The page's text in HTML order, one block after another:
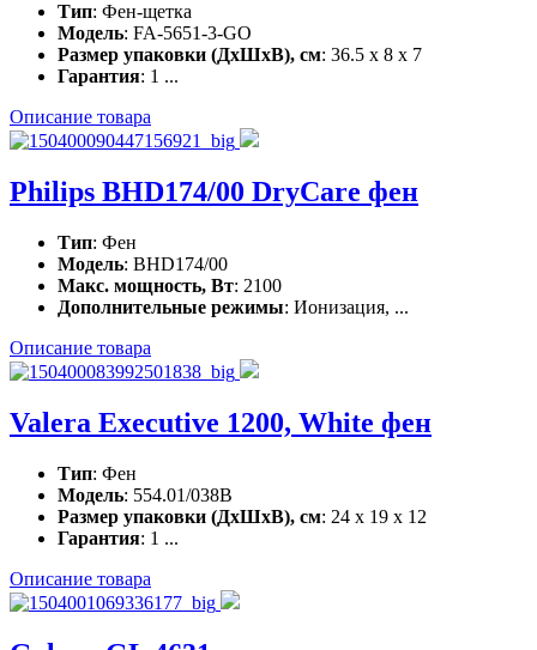
Тип: Фен-щетка
Модель: FA-5651-3-GO
Размер упаковки (ДхШхВ), см: 36.5 x 8 x 7
Гарантия: 1 ...
Описание товара
Philips BHD174/00 DryCare фен
Тип: Фен
Модель: BHD174/00
Макс. мощность, Вт: 2100
Дополнительные режимы: Ионизация, ...
Описание товара
Valera Executive 1200, White фен
Тип: Фен
Модель: 554.01/038B
Размер упаковки (ДхШхВ), см: 24 x 19 x 12
Гарантия: 1 ...
Описание товара